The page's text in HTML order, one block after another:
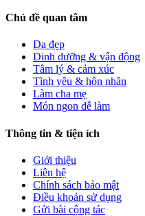
Chủ đề quan tâm
Da đẹp
Dinh dưỡng & vận động
Tâm lý & cảm xúc
Tình yêu & hôn nhân
Làm cha mẹ
Món ngon dễ làm
Thông tin & tiện ích
Giới thiệu
Liên hệ
Chính sách bảo mật
Điều khoản sử dụng
Gửi bài cộng tác